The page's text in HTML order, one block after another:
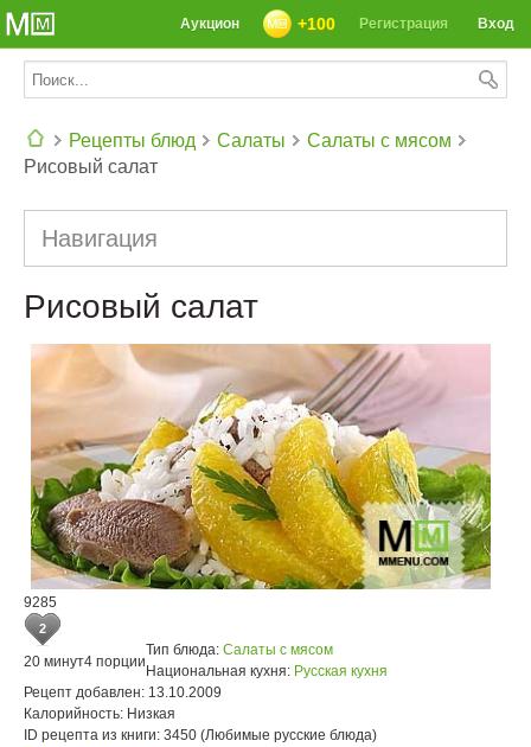
Вход
Регистрация
+100
Аукцион
Рецепты блюд Салаты
Салаты с мясом
Рисовый салат
Навигация
Рисовый салат
9285
2
20 минут4 порции
Тип блюда: Салаты с мясом
Национальная кухня: Русская кухня
Рецепт добавлен: 13.10.2009
Калорийность: Низкая
ID рецепта из книги: 3450 (Любимые русские блюда)